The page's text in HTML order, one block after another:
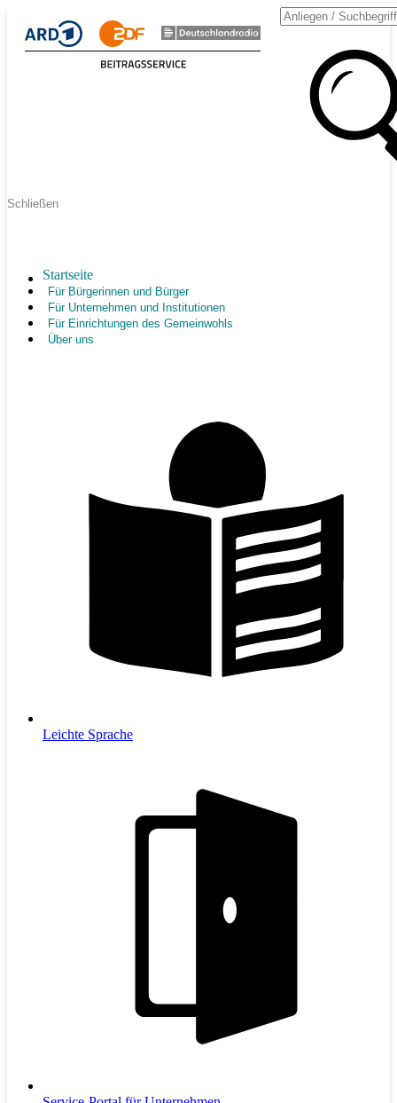
Schließen
Startseite
Für Bürgerinnen und Bürger
Für Unternehmen und Institutionen
Für Einrichtungen des Gemeinwohls
Über uns
Leichte Sprache